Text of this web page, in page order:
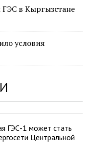
в Кыргызстане
условия
ГЭС-1 может стать
Центральной